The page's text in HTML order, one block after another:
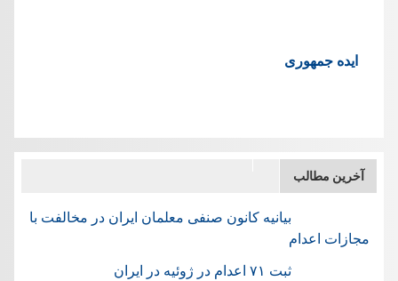
ایده جمهوری
آخرین مطالب
بیانیه کانون صنفی معلمان ایران در مخالفت با
مجازات اعدام
ثبت ۷۱ اعدام در ژوئيه در ایران